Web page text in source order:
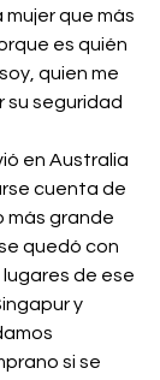
que más
es quién
quien me
su seguridad
en Australia
cuenta de
más grande
quedó con
de ese
y
si se